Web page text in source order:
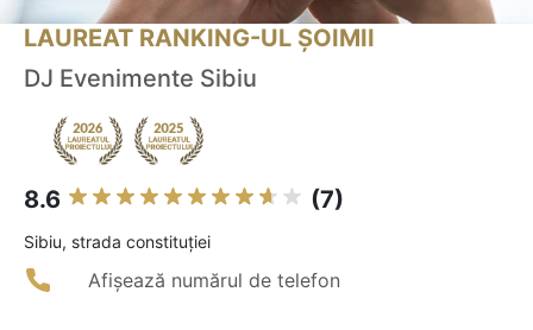
LAUREAT RANKING-UL ȘOIMII
DJ Evenimente Sibiu
8.6 (7)
Sibiu, strada constituției
Afișează numărul de telefon